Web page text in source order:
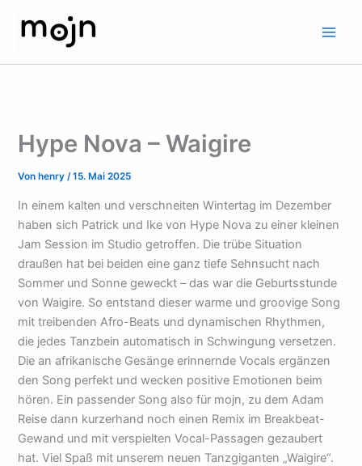
Inhalt
Hype Nova – Waigire
Von henry/15. Mai 2025
In einem kalten und verschneiten Wintertag im Dezember
haben sich Patrick und Ike von Hype Nova zu einer kleinen
Jam Session im Studio getroffen. Die trübe Situation
draußen hat bei beiden eine ganz tiefe Sehnsucht nach
Sommer und Sonne geweckt – das war die Geburtsstunde
von Waigire. So entstand dieser warme und groovige Song
mit treibenden Afro-Beats und dynamischen Rhythmen,
die jedes Tanzbein automatisch in Schwingung versetzen.
Die an afrikanische Gesänge erinnernde Vocals ergänzen
den Song perfekt und wecken positive Emotionen beim
hören. Ein passender Song also für mojn, zu dem Adam
Reise dann kurzerhand noch einen Remix im Breakbeat-
Gewand und mit verspielten Vocal-Passagen gezaubert
hat. Viel Spaß mit unserem neuen Tanzgiganten „Waigire“.